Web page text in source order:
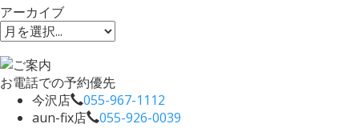
アーカイブ
お電話での予約優先
今沢店
055-967-1112
aun-fix店
055-926-0039